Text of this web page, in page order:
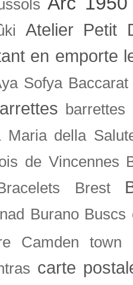
Atelier Petit
en emporte
Sofya Baccarat
barrettes
Maria della
de Vincennes
Brest
Burano Buscs
Camden town
carte